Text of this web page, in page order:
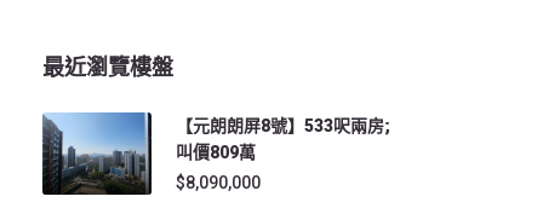
最近瀏覽樓盤
【元朗朗屏8號】533呎兩房;
叫價809萬
$8,090,000